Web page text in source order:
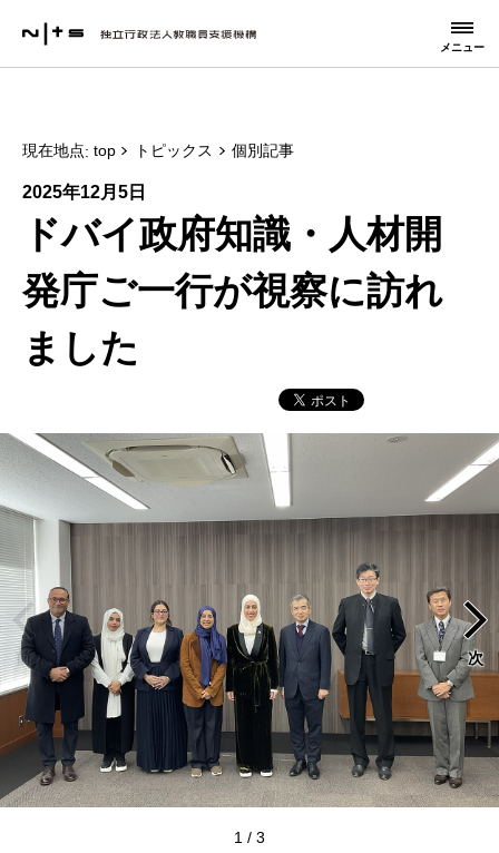
メニュー
現在地点 top トピックス 個別記事
2025年12月5日
ドバイ政府知識・人材開
発庁ご一行が視察に訪れ
ました
前 次
1 / 3